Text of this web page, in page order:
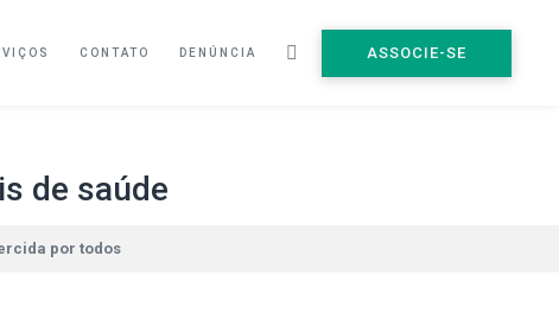
ASSOCIE-SE
CONTATO DENÚNCIA
de saúde
por todos